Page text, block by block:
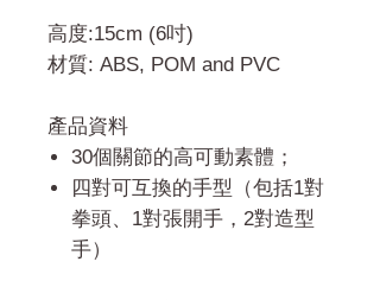
高度:15cm (6吋)
材質: ABS, POM and PVC
產品資料
30個關節的高可動素體；
四對可互換的手型（包括1對
拳頭、1對張開手，2對造型
手）